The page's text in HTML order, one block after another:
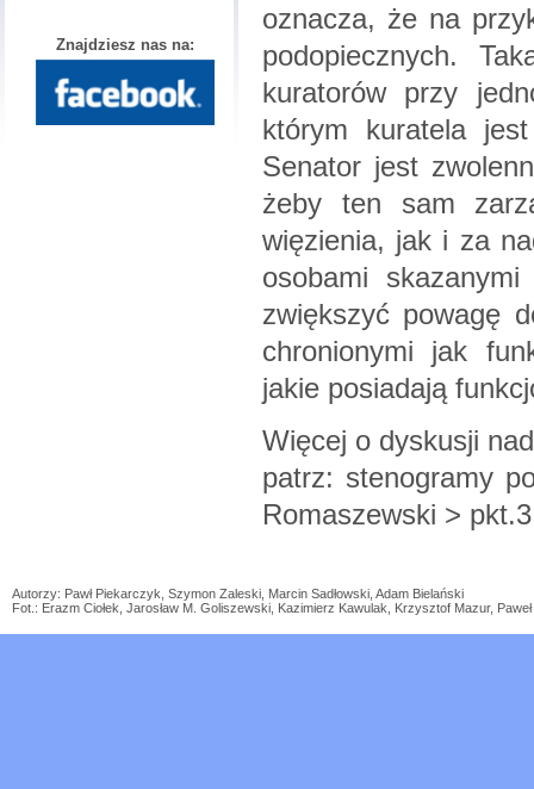
Znajdziesz nas na:
oznacza, że na
podopiecznych.
kuratorów przy
którym kuratela
Senator jest
żeby ten sam
więzienia, jak i za
osobami
zwiększyć powagę
chronionymi jak
jakie posiadają
Więcej o dyskusji
patrz: stenogramy
Romaszewski > pkt.3
Autorzy: Pawł Piekarczyk, Szymon Zaleski, Marcin Sadłowski, Adam Bielański
Fot.: Erazm Ciołek, Jarosław M. Goliszewski, Kazimierz Kawulak, Krzysztof Mazur,